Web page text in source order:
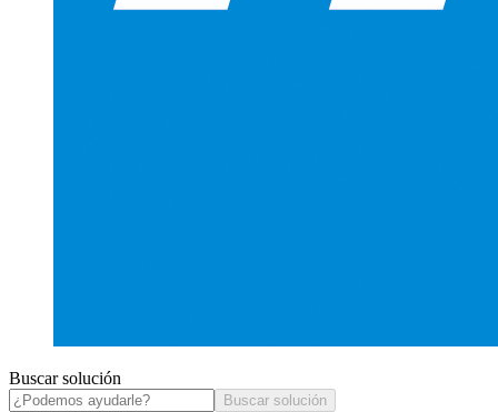
Buscar solución
Buscar solución